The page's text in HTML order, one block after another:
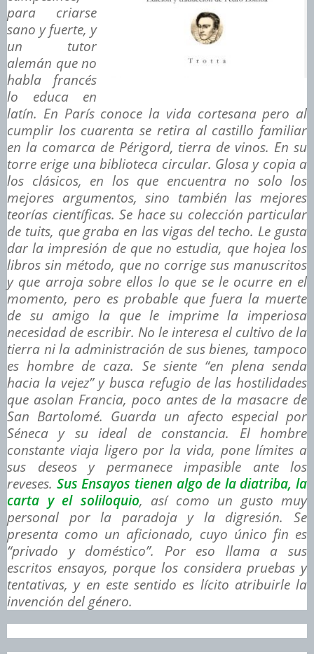
para criarse
sano y fuerte, y
un tutor
alemán que no
habla francés
lo educa en
latín. En París conoce la vida cortesana pero al
cumplir los cuarenta se retira al castillo familiar
en la comarca de Périgord, tierra de vinos. En su
torre erige una biblioteca circular. Glosa y copia a
los clásicos, en los que encuentra no solo los
mejores argumentos, sino también las mejores
teorías científicas. Se hace su colección particular
de tuits, que graba en las vigas del techo. Le gusta
dar la impresión de que no estudia, que hojea los
libros sin método, que no corrige sus manuscritos
y que arroja sobre ellos lo que se le ocurre en el
momento, pero es probable que fuera la muerte
de su amigo la que le imprime la imperiosa
necesidad de escribir. No le interesa el cultivo de la
tierra ni la administración de sus bienes, tampoco
es hombre de caza. Se siente “en plena senda
hacia la vejez” y busca refugio de las hostilidades
que asolan Francia, poco antes de la masacre de
San Bartolomé. Guarda un afecto especial por
Séneca y su ideal de constancia. El hombre
constante viaja ligero por la vida, pone límites a
sus deseos y permanece impasible ante los
reveses. Sus Ensayos tienen algo de la diatriba, la
carta y el soliloquio, así como un gusto muy
personal por la paradoja y la digresión. Se
presenta como un aficionado, cuyo único fin es
“privado y doméstico”. Por eso llama a sus
escritos ensayos, porque los considera pruebas y
tentativas, y en este sentido es lícito atribuirle la
invención del género.